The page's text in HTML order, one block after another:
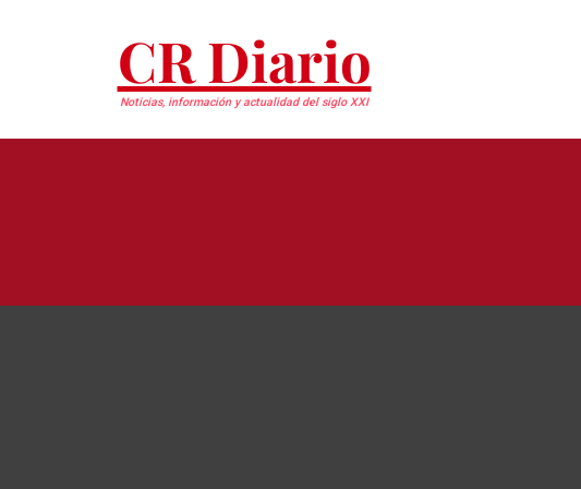
CR Diario
Noticias, información y actualidad del siglo XXI